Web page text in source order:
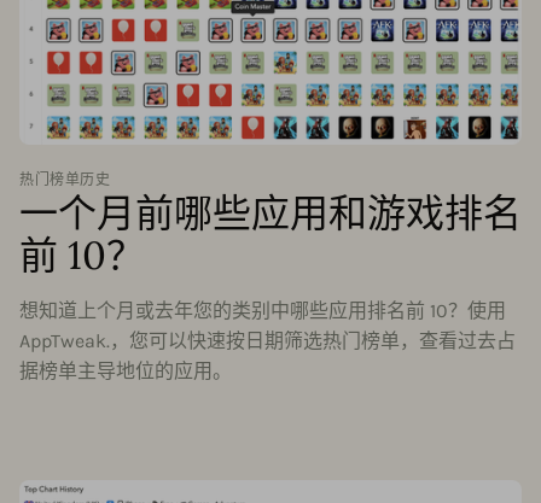
热门榜单历史
一个月前哪些应用和游戏排名
前 10？
想知道上个月或去年您的类别中哪些应用排名前 10？使用
AppTweak.，您可以快速按日期筛选热门榜单，查看过去占
据榜单主导地位的应用。